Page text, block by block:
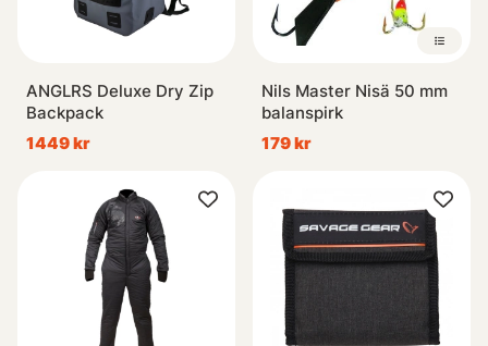
ANGLRS Deluxe Dry Zip
Backpack
1449 kr
Nils Master Nisä 50 mm
balanspirk
179 kr